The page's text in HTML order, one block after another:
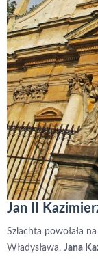
Jan II
Szlachta powołała
Władysława, Jana